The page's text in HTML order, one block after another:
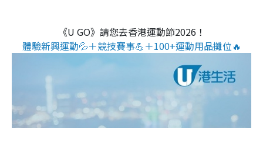
《U GO》請您去香港運動節2026！
體驗新興運動💦＋競技賽事💪＋100+運動用品攤位🔥